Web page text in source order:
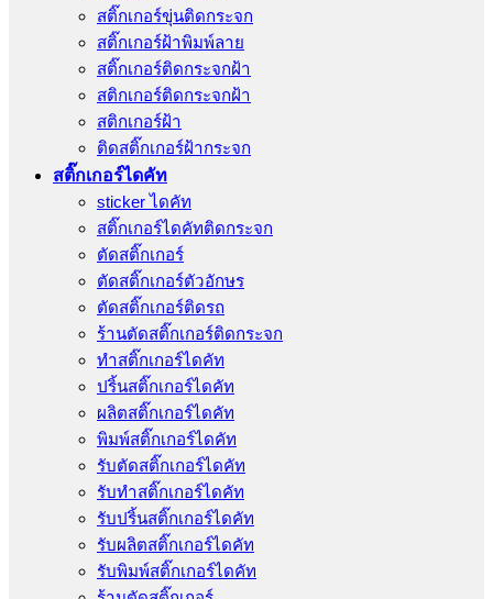
สติ๊กเกอร์ขุ่นติดกระจก
สติ๊กเกอร์ฝ้าพิมพ์ลาย
สติ๊กเกอร์ติดกระจกฝ้า
สติกเกอร์ติดกระจกฝ้า
สติกเกอร์ฝ้า
ติดสติ๊กเกอร์ฝ้ากระจก
สติ๊กเกอร์ไดคัท
sticker ไดคัท
สติ๊กเกอร์ไดคัทติดกระจก
ตัดสติ๊กเกอร์
ตัดสติ๊กเกอร์ตัวอักษร
ตัดสติ๊กเกอร์ติดรถ
ร้านตัดสติ๊กเกอร์ติดกระจก
ทำสติ๊กเกอร์ไดคัท
ปริ้นสติ๊กเกอร์ไดคัท
ผลิตสติ๊กเกอร์ไดคัท
พิมพ์สติ๊กเกอร์ไดคัท
รับตัดสติ๊กเกอร์ไดคัท
รับทําสติ๊กเกอร์ไดคัท
รับปริ้นสติ๊กเกอร์ไดคัท
รับผลิตสติ๊กเกอร์ไดคัท
รับพิมพ์สติ๊กเกอร์ไดคัท